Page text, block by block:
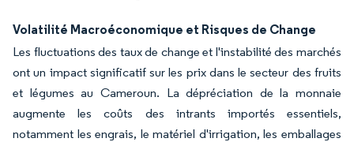
Volatilité Macroéconomique et Risques de Change
Les fluctuations des taux de change et l'instabilité des marchés
ont un impact significatif sur les prix dans le secteur des fruits
et légumes au Cameroun. La dépréciation de la monnaie
augmente les coûts des intrants importés essentiels,
notamment les engrais, le matériel d'irrigation, les emballages